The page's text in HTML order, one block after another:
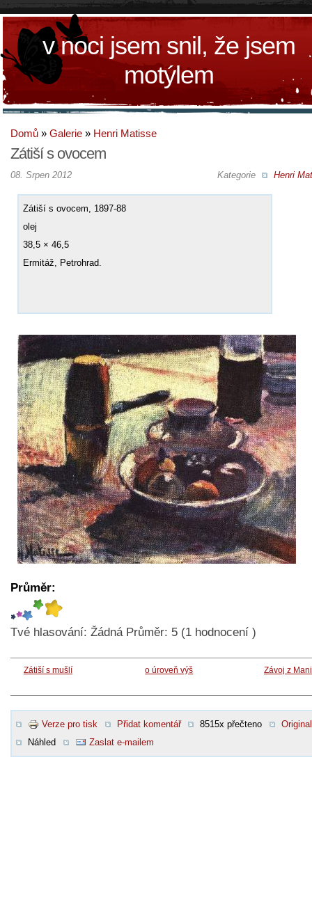
v noci jsem snil, že jsem
motýlem
Domů » Galerie » Henri Matisse
Zátiší s ovocem
Kategorie Henri
08. Srpen 2012
Zátiší s ovocem, 1897-88
olej
38,5 × 46,5
Ermitáž, Petrohrad.
Průměr:
Tvé hlasování: Žádná Průměr: 5 (1 hodnocení )
Zátiší s mušlí o úroveň výš Závoj z
Verze pro tisk Přidat komentář 8515x přečteno
Original
Náhled
Zaslat e-mailem